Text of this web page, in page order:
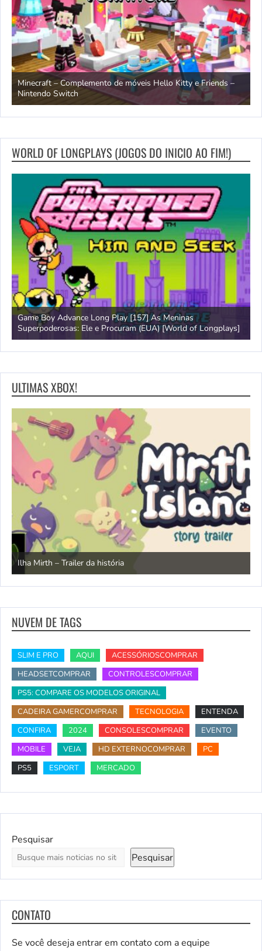
Minecraft – Complemento de móveis Hello Kitty e Friends –
Nintendo Switch
WORLD OF LONGPLAYS (JOGOS DO INICIO AO FIM!)
Game Boy Advance Long Play [157] As Meninas
Superpoderosas: Ele e Procuram (EUA) [World of Longplays]
ULTIMAS XBOX!
Ilha Mirth – Trailer da história
NUVEM DE TAGS
SLIM E PRO AQUI
ACESSÓRIOSCOMPRAR
HEADSETCOMPRAR
CONTROLESCOMPRAR
PS5: COMPARE OS MODELOS ORIGINAL
CADEIRA GAMERCOMPRAR
TECNOLOGIA
ENTENDA
CONFIRA
2024 CONSOLESCOMPRAR
EVENTO
MOBILE
VEJA HD EXTERNOCOMPRAR
PC
PS5
ESPORT MERCADO
Pesquisar
Pesquisar
CONTATO
Se você deseja entrar em contato com a equipe